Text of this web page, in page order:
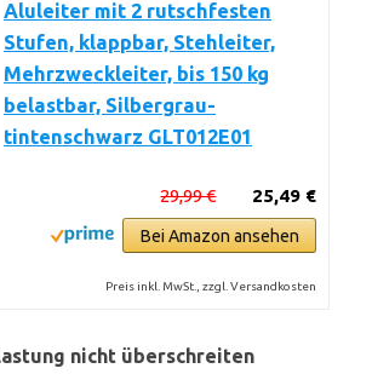
Aluleiter mit 2 rutschfesten
Stufen, klappbar, Stehleiter,
Mehrzweckleiter, bis 150 kg
belastbar, Silbergrau-
tintenschwarz GLT012E01
25,49 €
29,99 €
Bei Amazon ansehen
Preis inkl. MwSt., zzgl. Versandkosten
nicht überschreiten